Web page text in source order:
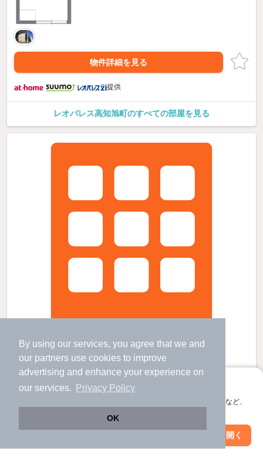
By using our services, you agree that we and
our partners use cookies to improve
advertising and enhance your experience on
our services.
Privacy Policy
OK
アプリに切り替えて、サクサクお部屋探し
会員登録なしですぐ使える。マップ検索やお気に入り保存など、
アプリを開く
物件詳細を見る
提供
レオパレス高知旭町のすべての部屋を見る
レオパレスファミーユの賃貸物件
蛍橋駅 歩19分 （とさ伊野線）
鏡川橋駅 歩
絞り込み条件を変更